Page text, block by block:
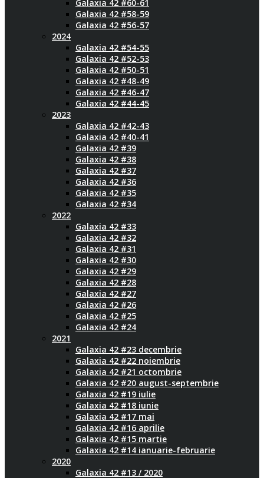
Galaxia 42 #60-61
Galaxia 42 #58-59
Galaxia 42 #56-57
2024
Galaxia 42 #54-55
Galaxia 42 #52-53
Galaxia 42 #50-51
Galaxia 42 #48-49
Galaxia 42 #46-47
Galaxia 42 #44-45
2023
Galaxia 42 #42-43
Galaxia 42 #40-41
Galaxia 42 #39
Galaxia 42 #38
Galaxia 42 #37
Galaxia 42 #36
Galaxia 42 #35
Galaxia 42 #34
2022
Galaxia 42 #33
Galaxia 42 #32
Galaxia 42 #31
Galaxia 42 #30
Galaxia 42 #29
Galaxia 42 #28
Galaxia 42 #27
Galaxia 42 #26
Galaxia 42 #25
Galaxia 42 #24
2021
Galaxia 42 #23 decembrie
Galaxia 42 #22 noiembrie
Galaxia 42 #21 octombrie
Galaxia 42 #20 august-septembrie
Galaxia 42 #19 iulie
Galaxia 42 #18 iunie
Galaxia 42 #17 mai
Galaxia 42 #16 aprilie
Galaxia 42 #15 martie
Galaxia 42 #14 ianuarie-februarie
2020
Galaxia 42 #13 / 2020